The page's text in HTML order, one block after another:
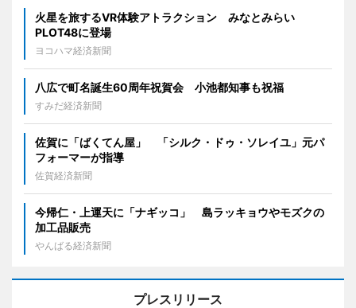
火星を旅するVR体験アトラクション みなとみらい
PLOT48に登場
ヨコハマ経済新聞
八広で町名誕生60周年祝賀会 小池都知事も祝福
すみだ経済新聞
佐賀に「ばくてん屋」 「シルク・ドゥ・ソレイユ」元パ
フォーマーが指導
佐賀経済新聞
今帰仁・上運天に「ナギッコ」 島ラッキョウやモズクの
加工品販売
やんばる経済新聞
プレスリリース